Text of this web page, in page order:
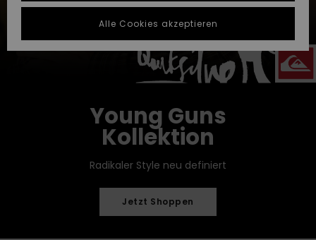
um die
schnellste
Antwort auf Ihre
erhalten.
Unterhaltung
Finden Sie
Antworten auf
die häufigsten
Fragen sowie
unser
QUIKSILVER APP
WUNSCHLISTE
Young Guns
Kollektion
Radikaler Style neu definiert
Jetzt Shoppen
Alle Cookies akzeptieren